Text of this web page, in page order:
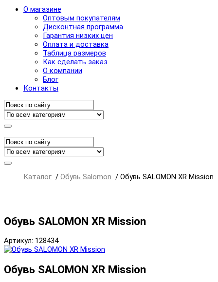
О магазине
Оптовым покупателям
Дисконтная программа
Гарантия низких цен
Оплата и доставка
Таблица размеров
Как сделать заказ
О компании
Блог
Контакты
Каталог / Обувь Salomon / Обувь SALOMON XR Mission
Обувь SALOMON XR Mission
Артикул: 128434
Обувь SALOMON XR Mission